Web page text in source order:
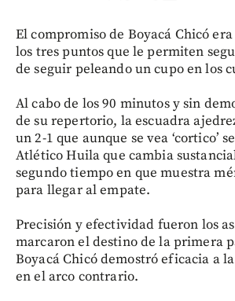
El compromiso de Boyacá Chicó
los tres puntos que le permiten
de seguir peleando un cupo en los
Al cabo de los 90 minutos y sin
de su repertorio, la escuadra
un 2-1 que aunque se vea ‘cortico’
Atlético Huila que cambia
segundo tiempo en que muestra
para llegar al empate.
Precisión y efectividad fueron los
marcaron el destino de la primera
Boyacá Chicó demostró eficacia a
en el arco contrario.